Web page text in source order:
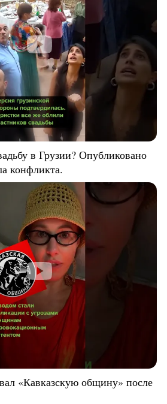
в Грузии? Опубликовано
конфликта.
«Кавказскую общину» после